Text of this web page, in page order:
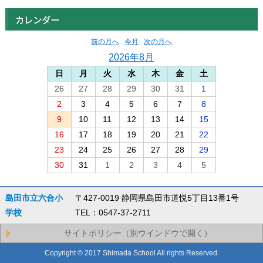
カレンダー
前の月へ 今月 次の月へ
2026年8月
日 月 火 水 木 金
土
26
27 28 29 30 31
1
2
3 4 5 6 7
8
9
10 11 12 13 14
15
16
17 18 19 20 21
22
23
24 25 26 27 28
29
30
31 1 2 3 4 5
島田市立六合小
学校
〒427-0019 静岡県島田市道悦5丁目13番1号
TEL：0547-37-2711
サイトポリシー（別ウインドウで開く）
Copyright © 2017 Shimada School All rights Reserved.